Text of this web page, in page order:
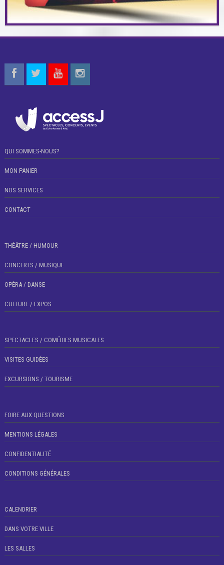
QUI SOMMES-NOUS?
MON PANIER
NOS SERVICES
CONTACT
THÉÂTRE / HUMOUR
CONCERTS / MUSIQUE
OPÉRA / DANSE
CULTURE / EXPOS
SPECTACLES / COMÉDIES MUSICALES
VISITES GUIDÉES
EXCURSIONS / TOURISME
FOIRE AUX QUESTIONS
MENTIONS LÉGALES
CONFIDENTIALITÉ
CONDITIONS GÉNÉRALES
CALENDRIER
DANS VOTRE VILLE
LES SALLES